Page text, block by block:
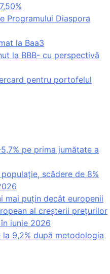
Programului Diaspora
la Baa3
la BBB- cu perspectivă
pentru portofelul
pe prima jumătate a
scădere de 8%
mai puțin decât europenii
al creșterii prețurilor
iunie 2026
la 9,2% după metodologia